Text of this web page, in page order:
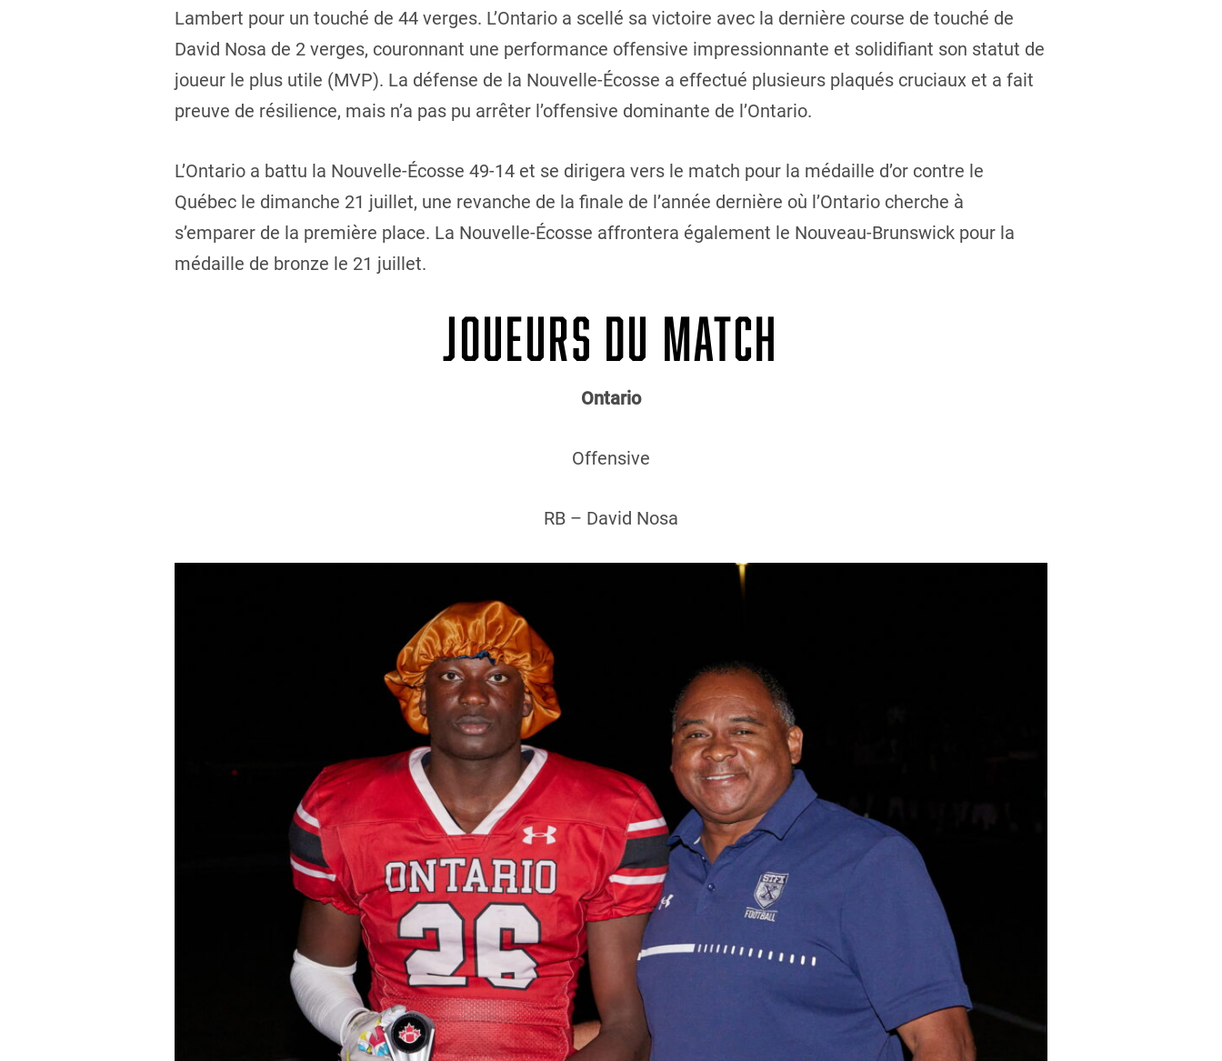
Lambert pour un touché de 44 verges. L’Ontario a scellé sa victoire avec la dernière course de touché de
David Nosa de 2 verges, couronnant une performance offensive impressionnante et solidifiant son statut de
joueur le plus utile (MVP). La défense de la Nouvelle-Écosse a effectué plusieurs plaqués cruciaux et a fait
preuve de résilience, mais n’a pas pu arrêter l’offensive dominante de l’Ontario.
L’Ontario a battu la Nouvelle-Écosse 49-14 et se dirigera vers le match pour la médaille d’or contre le
Québec le dimanche 21 juillet, une revanche de la finale de l’année dernière où l’Ontario cherche à
s’emparer de la première place. La Nouvelle-Écosse affrontera également le Nouveau-Brunswick pour la
médaille de bronze le 21 juillet.
JOUEURS DU MATCH
Ontario
Offensive
RB – David Nosa